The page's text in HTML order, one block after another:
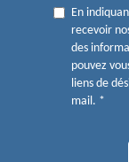
En
recevoir
des
pouvez
liens de
mail. *